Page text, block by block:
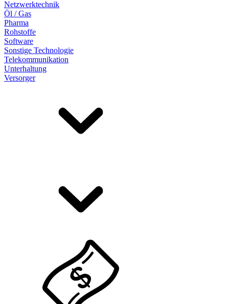
Netzwerktechnik
Öl / Gas
Pharma
Rohstoffe
Software
Sonstige Technologie
Telekommunikation
Unterhaltung
Versorger